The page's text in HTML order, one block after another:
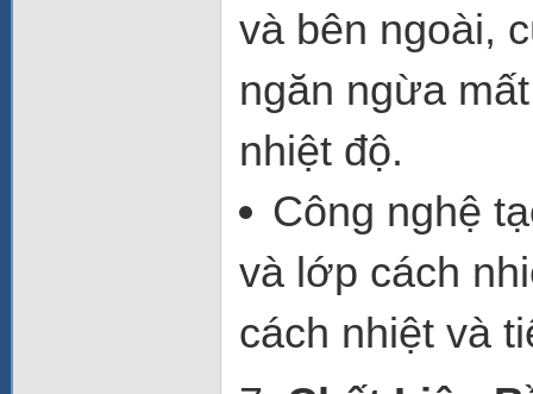
và bên ngoài,
ngăn ngừa
nhiệt độ.
Công nghệ
và lớp cách
cách nhiệt và